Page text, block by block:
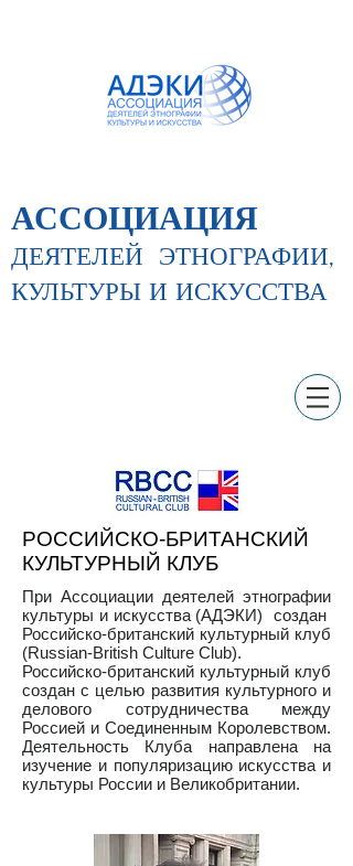
АССОЦИАЦИЯ
ДЕЯТЕЛЕЙ ЭТНОГРАФИИ,
КУЛЬТУРЫ И ИСКУССТВА
РОССИЙСКО-БРИТАНСКИЙ
КУЛЬТУРНЫЙ КЛУБ
При Ассоциации деятелей этнографии
культуры и искусства (АДЭКИ) создан
Российско-британский культурный клуб
(Russian-British Culture Club).
Российско-британский культурный клуб
создан с целью развития культурного и
делового сотрудничества между
Россией и Соединенным Королевством.
Деятельность Клуба направлена на
изучение и популяризацию искусства и
культуры России и Великобритании.